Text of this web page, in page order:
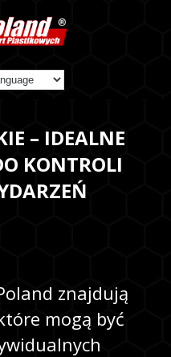
– IDEALNE
KONTROLI
znajdują
mogą być